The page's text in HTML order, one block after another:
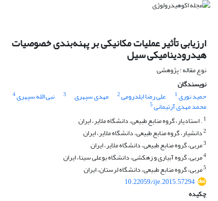
ارزیابی تأثیر عملیات مکانیکی بر پهنه‌بندی خصوصیات
هیدرودینامیکی سیل
نوع مقاله : پژوهشی
نویسندگان
حمید نوری1 علی رضا ایلدرومی2 مهدی سپهری 3 نبی الله سپهری4
محمد مهدی آرتیمانی5
1 . استادیار، گروه منابع طبیعی، دانشگاه ملایر، ایران
2دانشیار، گروه منابع طبیعی، دانشگاه ملایر، ایران
3مربی، گروه منابع طبیعی، دانشگاه ملایر، ایران
4مربی، گروه آبیاری و زهکشی، دانشگاه بوعلی سینا، ایران
5مربی، گروه منابع طبیعی، دانشگاه لرستان، ایران
10.22059/ije.2015.57294
چکیده